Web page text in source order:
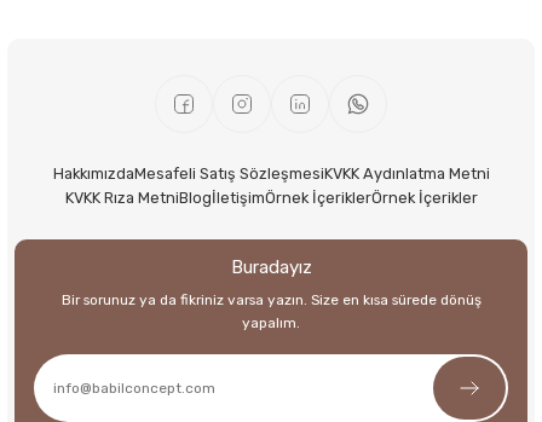
HakkımızdaMesafeli Satış SözleşmesiKVKK Aydınlatma Metni
KVKK Rıza MetniBlogİletişimÖrnek İçeriklerÖrnek İçerikler
Buradayız
Bir sorunuz ya da fikriniz varsa yazın. Size en kısa sürede dönüş
yapalım.